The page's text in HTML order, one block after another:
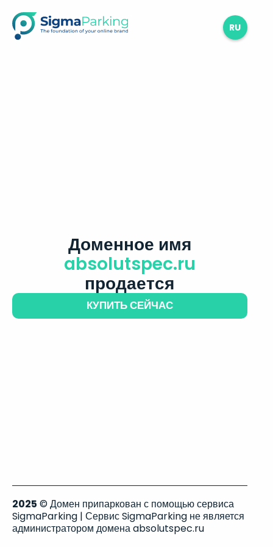
RU
Доменное имя
absolutspec.ru
продается
КУПИТЬ СЕЙЧАС
2025 © Домен припаркован с помощью сервиса
SigmaParking | Сервис SigmaParking не является
администратором домена absolutspec.ru